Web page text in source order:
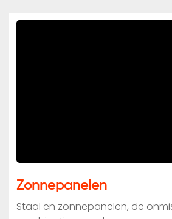
Zonnepanelen
Staal en zonnepanelen, de